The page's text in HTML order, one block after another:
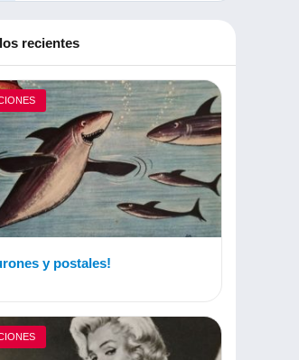
recientes
y postales!